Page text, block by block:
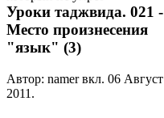
Уроки таджвида. 021 -
Место произнесения
"язык" (3)
Автор: namer вкл. 06 Август
2011 .